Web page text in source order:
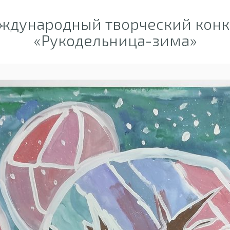
творческий
«Рукодельница-зима»